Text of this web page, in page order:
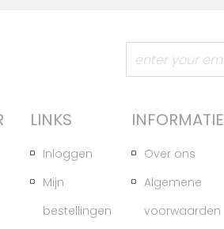
LINKS
Inloggen
Mijn
bestellingen
INFORMATIE
Over ons
Algemene
voorwaarden